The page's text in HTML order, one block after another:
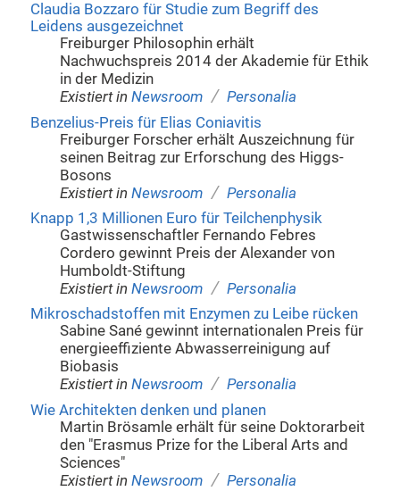
Claudia Bozzaro für Studie zum Begriff des
Leidens ausgezeichnet
Freiburger Philosophin erhält
Nachwuchspreis 2014 der Akademie für Ethik
in der Medizin
Existiert in Newsroom / Personalia
Benzelius-Preis für Elias Coniavitis
Freiburger Forscher erhält Auszeichnung für
seinen Beitrag zur Erforschung des Higgs-
Bosons
Existiert in Newsroom / Personalia
Knapp 1,3 Millionen Euro für Teilchenphysik
Gastwissenschaftler Fernando Febres
Cordero gewinnt Preis der Alexander von
Humboldt-Stiftung
Existiert in Newsroom / Personalia
Mikroschadstoffen mit Enzymen zu Leibe rücken
Sabine Sané gewinnt internationalen Preis für
energieeffiziente Abwasserreinigung auf
Biobasis
Existiert in Newsroom / Personalia
Wie Architekten denken und planen
Martin Brösamle erhält für seine Doktorarbeit
den "Erasmus Prize for the Liberal Arts and
Sciences"
Existiert in Newsroom / Personalia